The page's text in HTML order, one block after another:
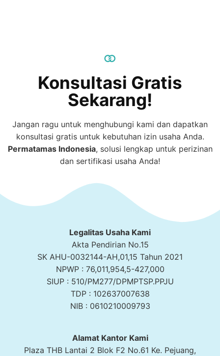
Konsultasi Gratis
Sekarang!
Jangan ragu untuk menghubungi kami dan dapatkan
konsultasi gratis untuk kebutuhan izin usaha Anda.
PermatamasIndonesia, solusi lengkap untuk perizinan
dan sertifikasi usaha Anda!
Legalitas Usaha Kami
Akta Pendirian No.15
SK AHU-0032144-AH,01,15 Tahun 2021
NPWP : 76,011,954,5-427,000
SIUP : 510/PM277/DPMPTSP.PPJU
TDP : 102637007638
NIB : 0610210009793
Alamat Kantor Kami
Plaza THB Lantai 2 Blok F2 No.61 Ke. Pejuang,